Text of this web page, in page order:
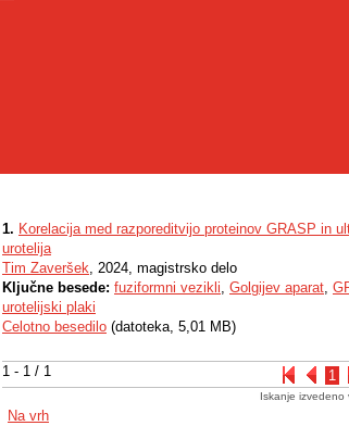
1 - 1 / 1 1
1. Korelacija med razporeditvijo proteinov GRASP in
urotelija
Tim Zaveršek, 2024, magistrsko delo
Ključne besede: fuziformni vezikli, Golgijev aparat,
urotelijski plaki
Celotno besedilo (datoteka, 5,01 MB)
Iskanje izvedeno
Na vrh